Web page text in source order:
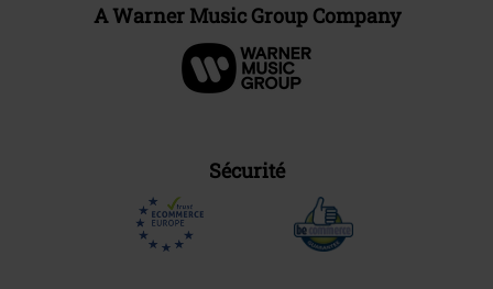
A Warner Music Group Company
Sécurité